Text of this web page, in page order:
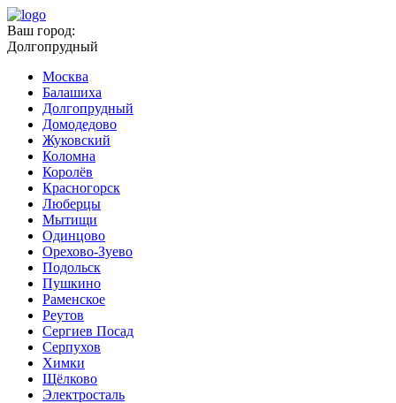
Ваш город:
Долгопрудный
Москва
Балашиха
Долгопрудный
Домодедово
Жуковский
Коломна
Королёв
Красногорск
Люберцы
Мытищи
Одинцово
Орехово-Зуево
Подольск
Пушкино
Раменское
Реутов
Сергиев Посад
Серпухов
Химки
Щёлково
Электросталь